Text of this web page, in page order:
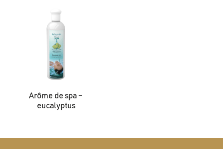
Arôme de spa –
eucalyptus